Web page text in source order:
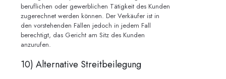
beruflichen oder gewerblichen Tätigkeit des Kunden
zugerechnet werden können. Der Verkäufer ist in
den vorstehenden Fällen jedoch in jedem Fall
berechtigt, das Gericht am Sitz des Kunden
anzurufen.
10) Alternative Streitbeilegung